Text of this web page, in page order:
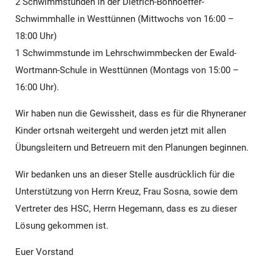
Schwimmhalle in Westtünnen (Mittwochs von 16:00 –
18:00 Uhr)
1 Schwimmstunde im Lehrschwimmbecken der Ewald-
Wortmann-Schule in Westtünnen (Montags von 15:00 –
16:00 Uhr).
Wir haben nun die Gewissheit, dass es für die Rhyneraner
Kinder ortsnah weitergeht und werden jetzt mit allen
Übungsleitern und Betreuern mit den Planungen beginnen.
Wir bedanken uns an dieser Stelle ausdrücklich für die
Unterstützung von Herrn Kreuz, Frau Sosna, sowie dem
Vertreter des HSC, Herrn Hegemann, dass es zu dieser
Lösung gekommen ist.
Euer Vorstand